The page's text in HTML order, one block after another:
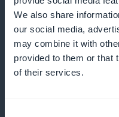
We also share
our social media,
may combine it with
provided to them or that
of their services.
Notificações
fidelidade dos